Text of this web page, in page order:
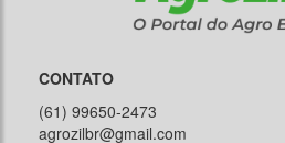
CONTATO
(61) 99650-2473
agrozilbr@gmail.com